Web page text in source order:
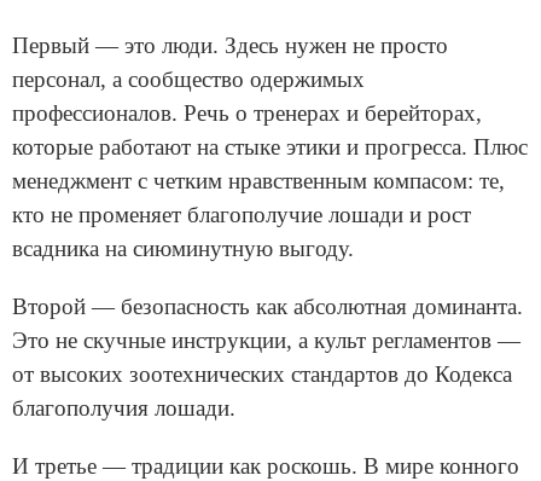
Первый — это люди. Здесь нужен не просто
персонал, а сообщество одержимых
профессионалов. Речь о тренерах и берейторах,
которые работают на стыке этики и прогресса. Плюс
менеджмент с четким нравственным компасом: те,
кто не променяет благополучие лошади и рост
всадника на сиюминутную выгоду.
Второй — безопасность как абсолютная доминанта.
Это не скучные инструкции, а культ регламентов —
от высоких зоотехнических стандартов до Кодекса
благополучия лошади.
И третье — традиции как роскошь. В мире конного